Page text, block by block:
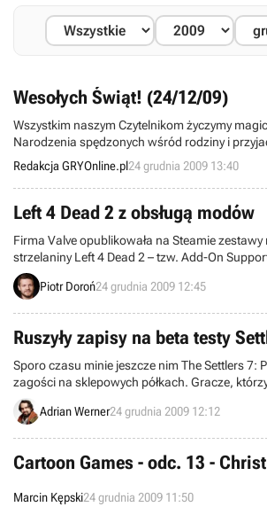
Wesołych Świąt! (24/12/09)
Wszystkim naszym Czytelnikom życzymy
Narodzenia spędzonych wśród rodziny i
Redakcja GRYOnline.pl24 grudnia 2009 13:40
Left 4 Dead 2 z obsługą modów
Firma Valve opublikowała na Steamie
strzelaniny Left 4 Dead 2 – tzw. Add-On
Tools. Pierwsza, ważąca 350 MB aktualizacja,
wsparcie dla różnego rodzaju dodatków
Piotr Doroń24 grudnia 2009 12:45
Ruszyły zapisy na beta testy
Sporo czasu minie jeszcze nim The Settlers 7:
zagości na sklepowych półkach. Gracze,
czekać tak długo, mogą już złożyć wniosek o
beta tej gry.
Adrian Werner24 grudnia 2009 12:12
Cartoon Games - odc. 13 -
Marcin Kępski24 grudnia 2009 11:50